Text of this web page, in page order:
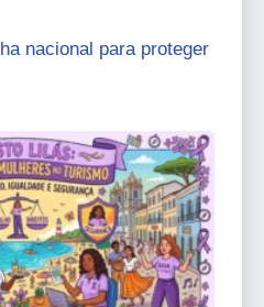
nacional para proteger